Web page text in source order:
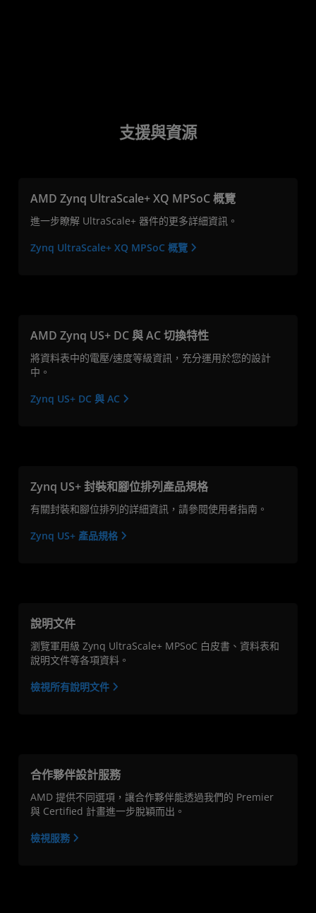
支援與資源
AMD Zynq UltraScale+ XQ MPSoC 概覽
進一步瞭解 UltraScale+ 器件的更多詳細資訊。
Zynq UltraScale+ XQ MPSoC 概覽
AMD Zynq US+ DC 與 AC 切換特性
將資料表中的電壓/速度等級資訊，充分運用於您的設計
中。
Zynq US+ DC 與 AC
Zynq US+ 封裝和腳位排列產品規格
有關封裝和腳位排列的詳細資訊，請參閱使用者指南。
Zynq US+ 產品規格
說明文件
瀏覽軍用級 Zynq UltraScale+ MPSoC 白皮書、資料表和
說明文件等各項資料。
檢視所有說明文件
合作夥伴設計服務
AMD 提供不同選項，讓合作夥伴能透過我們的 Premier
與 Certified 計畫進一步脫穎而出。
檢視服務